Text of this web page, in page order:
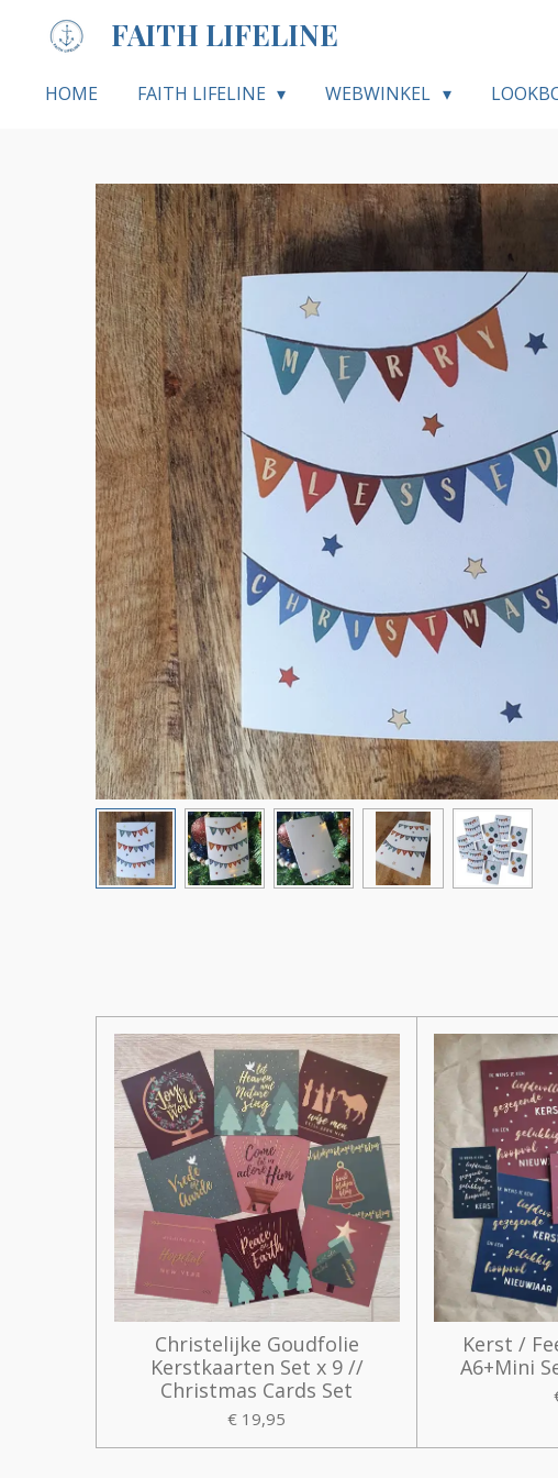
direct
FAITH LIFELINE
HOME FAITH LIFELINE WEBWINKEL
Christelijke Goudfolie
Kerstkaarten Set x 9 //
Christmas Cards Set
€ 19,95
Kerst /
A6+Mini